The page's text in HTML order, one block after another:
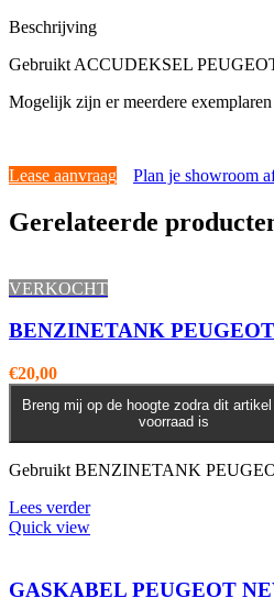
Beschrijving
Gebruikt ACCUDEKSEL
Mogelijk zijn er meerdere
Lease aanvraag Plan je showroom
Gerelateerde
VERKOCHT
BENZINETANK
€20,00
Breng mij op de hoogte zodra dit
voorraad is
Gebruikt BENZINETANK
Lees verder
Quick view
GASKABEL PEUGEOT